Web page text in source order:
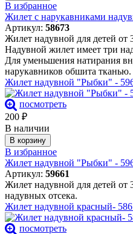
В избранное
Жилет c нарукавниками
Артикул: 58673
Жилет надувной для детей от
Надувной жилет имеет три
Для уменьшения натирания
нарукавников обшита тканью.
Жилет надувной "Рыбки" -
посмотреть
200 ₽
В наличии
В корзину
В избранное
Жилет надувной "Рыбки" -
Артикул: 59661
Жилет надувной для детей от
надувных отсека.
Жилет надувной красный-
посмотреть